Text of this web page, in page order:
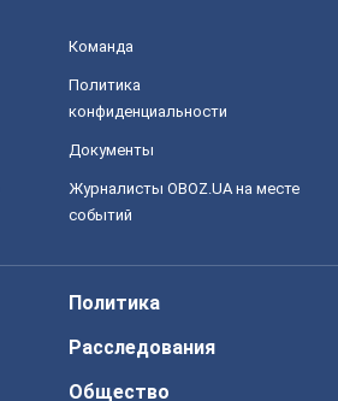
Команда
Политика
конфиденциальности
Документы
Журналисты OBOZ.UA на месте
событий
Политика
Расследования
Общество